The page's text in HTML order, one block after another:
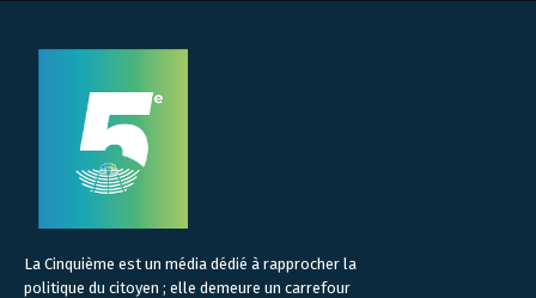
La Cinquième est un média dédié à rapprocher la
politique du citoyen ; elle demeure un carrefour